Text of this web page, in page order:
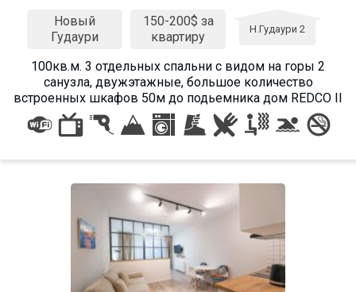
Новый
Гудаури
150-200$ за
квартиру
Н.Гудаури 2
100кв.м. 3 отдельных спальни с видом на горы 2
санузла, двужэтажные, большое количество
встроенных шкафов 50м до подьемника дом REDCO II